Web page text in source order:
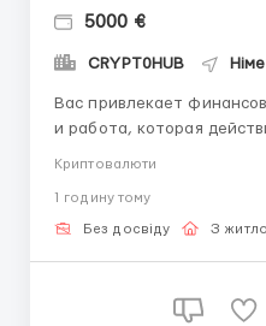
5000 €
CRYPT0HUB
Вас привлекает
и работа, которая
открываются новые
зависит только от вашей
Криптовалюти
1 годину тому
Без досвіду З